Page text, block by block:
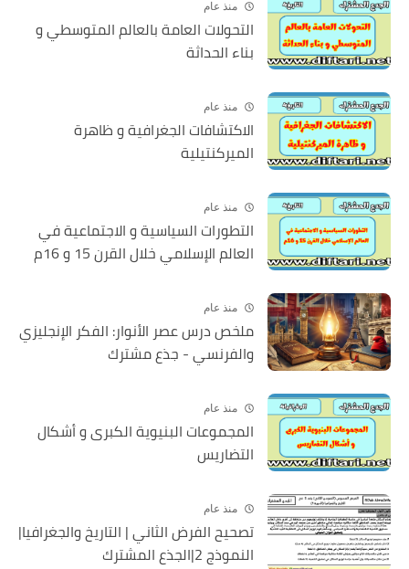
منذ عام
التحولات العامة بالعالم المتوسطي و
بناء الحداثة
منذ عام
الاكتشافات الجغرافية و ظاهرة
الميركنتيلية
منذ عام
التطورات السياسية و الاجتماعية في
العالم الإسلامي خلال القرن 15 و 16م
منذ عام
ملخص درس عصر الأنوار: الفكر الإنجليزي
والفرنسي - جذع مشترك
منذ عام
المجموعات البنيوية الكبرى و أشكال
التضاريس
منذ عام
تصحيح الفرض الثاني | التاريخ والجغرافيا|
النموذج 2|الجذع المشترك